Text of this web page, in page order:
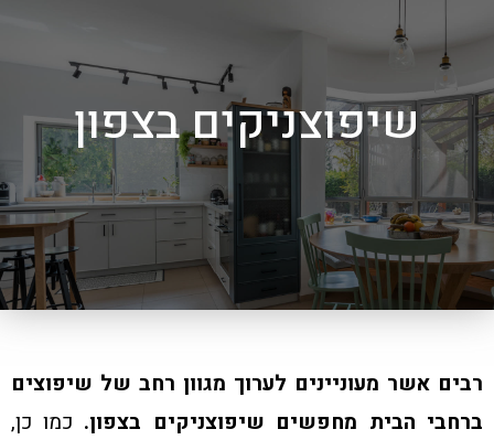
שיפוצניקים בצפון
רבים אשר מעוניינים לערוך מגוון רחב של שיפוצים
ברחבי הבית מחפשים שיפוצניקים בצפון. כמו כן,